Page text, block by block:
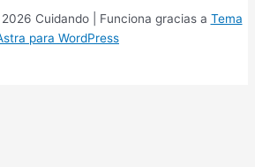
Cuidando | Funciona gracias a Tema
para WordPress